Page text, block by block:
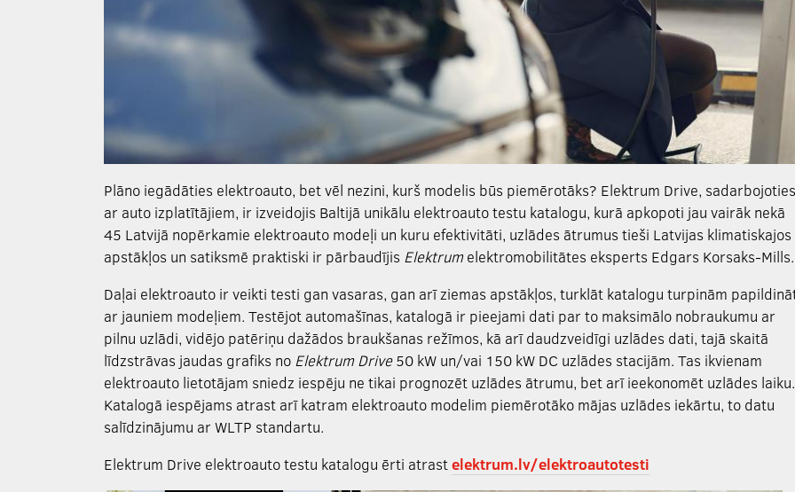
Plāno iegādāties elektroauto, bet vēl nezini, kurš modelis būs piemērotāks? Elektrum Drive, sadarbojoties
ar auto izplatītājiem, ir izveidojis Baltijā unikālu elektroauto testu katalogu, kurā apkopoti jau vairāk nekā
45 Latvijā nopērkamie elektroauto modeļi un kuru efektivitāti, uzlādes ātrumus tieši Latvijas klimatiskajos
apstākļos un satiksmē praktiski ir pārbaudījis Elektrumelektromobilitātes eksperts Edgars Korsaks-Mills.
Daļai elektroauto ir veikti testi gan vasaras, gan arī ziemas apstākļos, turklāt katalogu turpinām
ar jauniem modeļiem. Testējot automašīnas, katalogā ir pieejami dati par to maksimālo nobraukumu ar
pilnu uzlādi, vidējo patēriņu dažādos braukšanas režīmos, kā arī daudzveidīgi uzlādes dati, tajā skaitā
līdzstrāvas jaudas grafiks no Elektrum Drive50 kW un/vai 150 kW DC uzlādes stacijām. Tas ikvienam
elektroauto lietotājam sniedz iespēju ne tikai prognozēt uzlādes ātrumu, bet arī ieekonomēt uzlādes laiku.
Katalogā iespējams atrast arī katram elektroauto modelim piemērotāko mājas uzlādes iekārtu, to datu
salīdzinājumu ar WLTP standartu.
Elektrum Drive elektroauto testu katalogu ērti atrastelektrum.lv/elektroautotesti